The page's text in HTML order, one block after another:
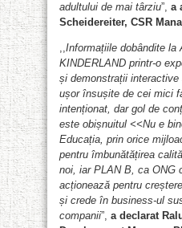
adultului de mai târziu”, a
Scheidereiter, CSR
,,Informațiile dobândite la
KINDERLAND printr-o
și demonstrații
ușor însușite de cei mici
intenționat, dar gol de
este obișnuitul <<Nu e
Educația, prin orice
pentru îmbunătățirea
noi, iar PLAN B, ca ONG
acționează pentru
și crede în business-ul
companii”, a declarat